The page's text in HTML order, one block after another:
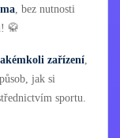
, bez nutnosti
🥋
zařízení
jak si
sportu.